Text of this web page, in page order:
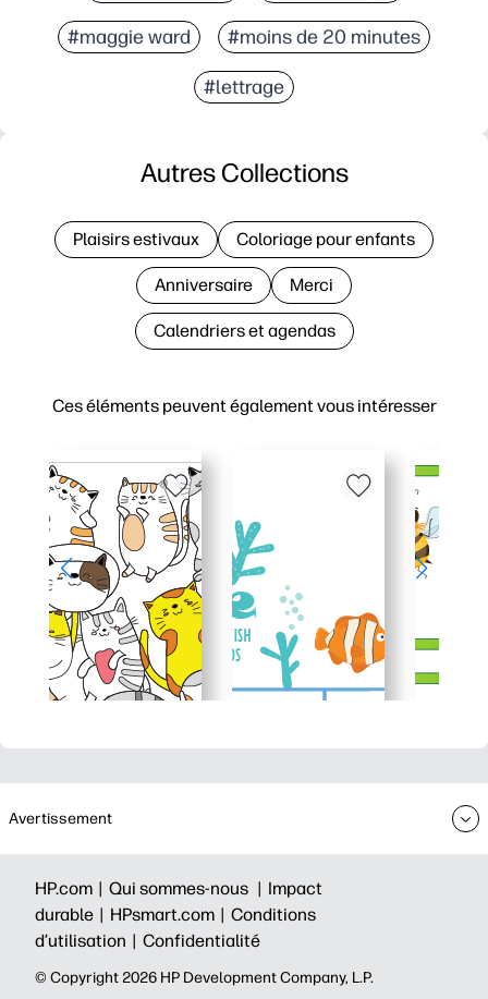
#maggie ward #moins de 20 minutes
#lettrage
Ces éléments peuvent également vous intéresser
Autres Collections
Plaisirs estivaux Coloriage pour enfants
Anniversaire Merci
Calendriers et agendas
Avertissement
HP.com | Qui sommes-nous | Impact
durable | HPsmart.com | Conditions
d’utilisation | Confidentialité
©️ Copyright 2026 HP Development Company, L.P.